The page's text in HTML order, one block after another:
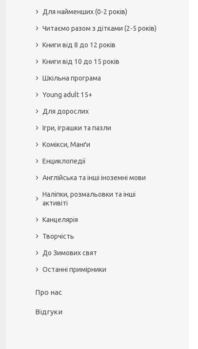
Для найменших (0-2 років)
Читаємо разом з дітками (2-5 років)
Книги від 8 до 12 років
Книги від 10 до 15 років
Шкільна програма
Young adult 15+
Для дорослих
Ігри, іграшки та пазли
Комікси, Манґи
Енциклопедії
Англійська та інші іноземні мови
Наліпки, розмальовки та інші
активіті
Канцелярія
Творчість
До Зимових свят
Останні примірники
Про нас
Відгуки